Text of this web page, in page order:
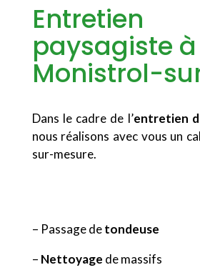
Entretien
paysagiste à
Monistrol-
Dans le cadre de l’entretien
nous réalisons avec vous un
sur-mesure.
– Passage detondeuse
– Nettoyage de massifs